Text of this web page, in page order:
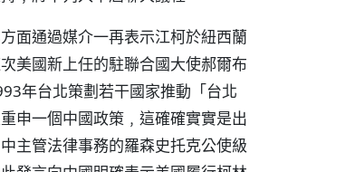
面通過媒介一再表示江柯於紐西蘭
美國新上任的駐聯合國大使郝爾布
年台北策劃若干國家推動「台北
申一個中國政策﹐這確確實實是出
主管法律事務的羅森史托克公使級